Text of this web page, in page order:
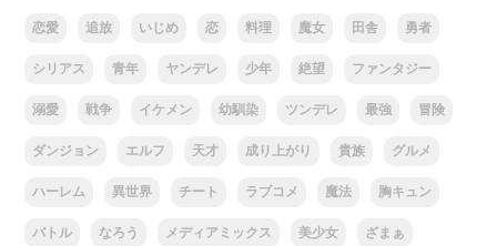
恋愛 追放 いじめ 恋 料理 魔女 田舎 勇者
シリアス 青年 ヤンデレ 少年 絶望 ファンタジー
溺愛 戦争 イケメン 幼馴染 ツンデレ 最強 冒険
ダンジョン エルフ 天才 成り上がり 貴族 グルメ
ハーレム 異世界 チート ラブコメ 魔法 胸キュン
バトル なろう メディアミックス 美少女 ざまぁ